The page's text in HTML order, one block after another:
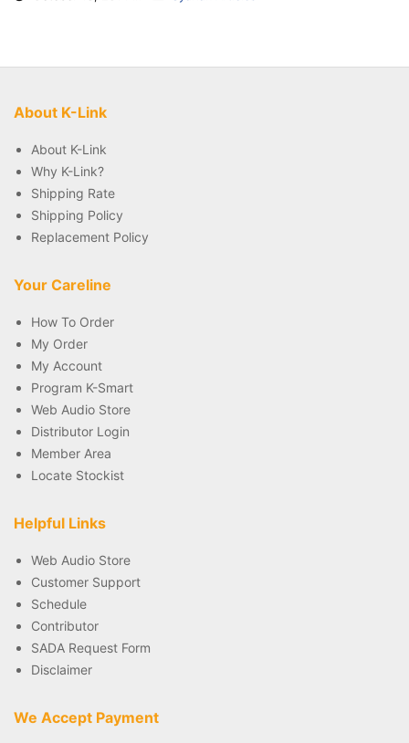
About K-Link
About K-Link
Why K-Link?
Shipping Rate
Shipping Policy
Replacement Policy
Your Careline
How To Order
My Order
My Account
Program K-Smart
Web Audio Store
Distributor Login
Member Area
Locate Stockist
Helpful Links
Web Audio Store
Customer Support
Schedule
Contributor
SADA Request Form
Disclaimer
We Accept Payment